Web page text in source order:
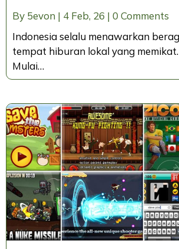
By 5evon | 4 Feb, 26 | 0 Comments
Indonesia selalu menawarkan
tempat hiburan lokal yang memikat.
Mulai…